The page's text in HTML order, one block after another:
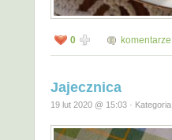
0 komentarze
Jajecznica
19 lut 2020 @ 15:03 · Kategoria